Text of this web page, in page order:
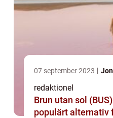
07 september 2023
redaktionel
Brun utan sol
populärt alternativ